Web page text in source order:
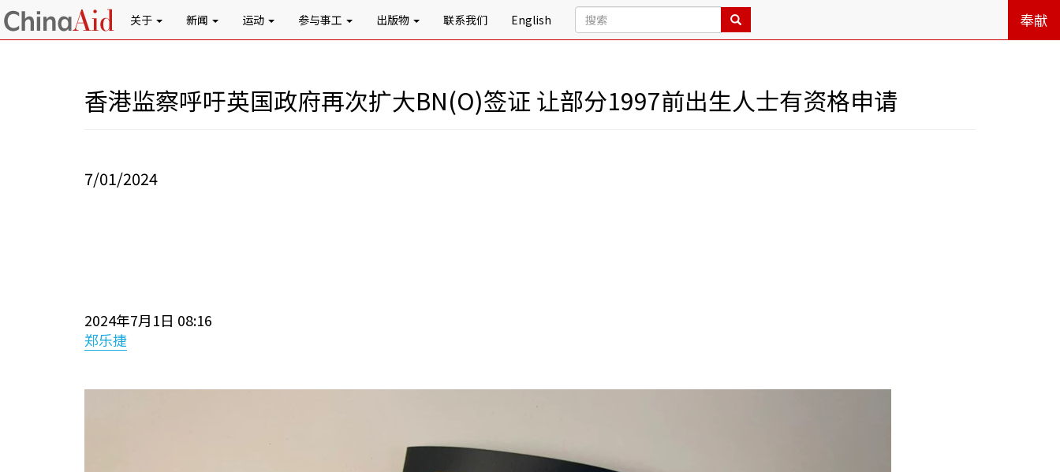
关于 新闻 运动 参与事工 出版物 联系我们 English 奉献
香港监察呼吁英国政府再次扩大BN(O)签证 让部分1997前出生人士有资格申请
7/01/2024
2024年7月1日 08:16
郑乐捷